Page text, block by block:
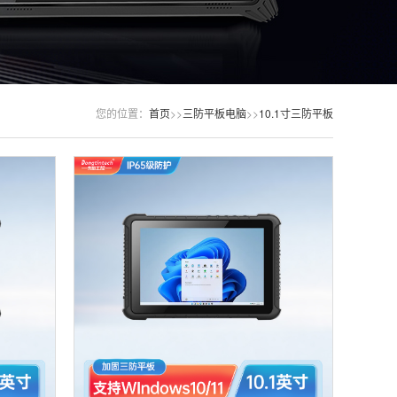
您的位置： 首页>>三防平板电脑>>10.1寸三防平板